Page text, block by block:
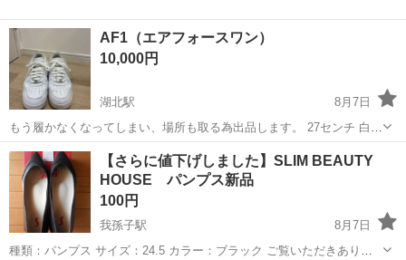
AF1（エアフォースワン）
10,000円
湖北駅
8月7日
もう履かなくなってしまい、場所も取る為出品します。 27センチ 白さ
は中古の中でも、かなり綺麗だと思います。 定期的にクリーニングし
てました。 履かなすぎて、少しかかとが減っているだけでバリバリま
だ履けます。 一日だけ雨の...
千葉 我孫子市 湖北駅 靴
【さらに値下げしました】SLIM BEAUTY
HOUSE パンプス新品
100円
我孫子駅
8月7日
種類：パンプス サイズ：24.5 カラー：ブラック ご覧いただきありが